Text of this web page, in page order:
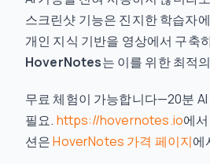
스크린샷 기능은 진지한 학습자
개인 지식 기반을 영상에서 구축
HoverNotes는 이를 위한 최적
무료 체험이 가능합니다—20분
필요. https://hovernotes.io에
션은HoverNotes 가격 페이지에